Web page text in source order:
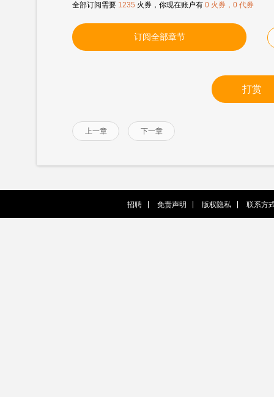
全部订阅需要 1235 火券，你现在账户有 0 火券，0 代券
订阅全部章节
打赏
上一章 下一章
招聘 免责声明 版权隐私 联系方